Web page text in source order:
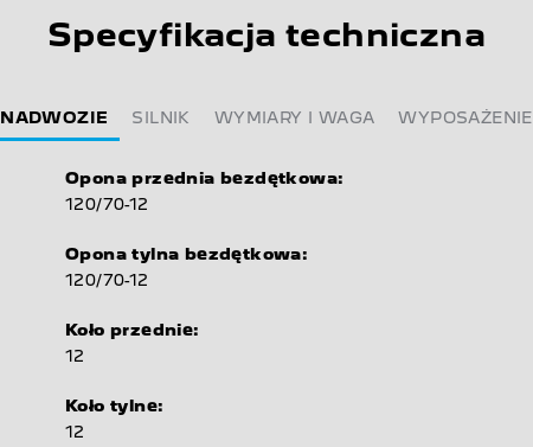
Specyfikacja techniczna
NADWOZIE SILNIK WYMIARY I WAGA WYPOSAŻENIE
Opona przednia bezdętkowa:
120/70-12
Opona tylna bezdętkowa:
120/70-12
Koło przednie:
12
Koło tylne:
12